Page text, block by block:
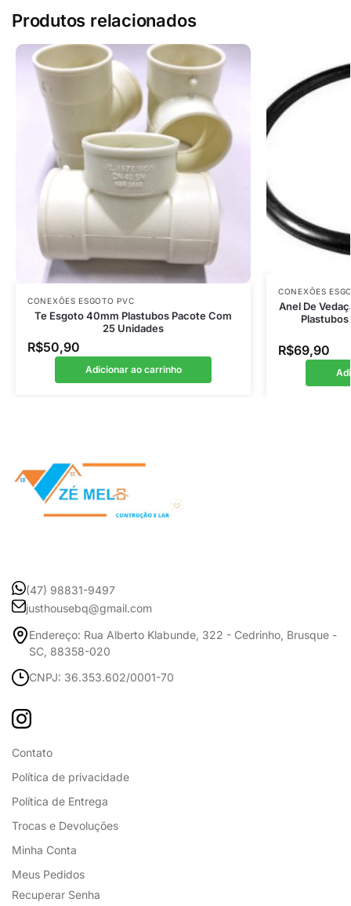
Produtos relacionados
CONEXÕES ESGOTO PVC
Te Esgoto 40mm Plastubos Pacote Com
25 Unidades
R$50,90
Adicionar ao carrinho
CONEXÕES
Anel De
R$69,90
(47) 98831-9497
justhousebq@gmail.com
Endereço: Rua Alberto Klabunde, 322 - Cedrinho, Brusque -
SC, 88358-020
CNPJ: 36.353.602/0001-70
Contato
Política de privacidade
Política de Entrega
Trocas e Devoluções
Minha Conta
Meus Pedidos
Recuperar Senha